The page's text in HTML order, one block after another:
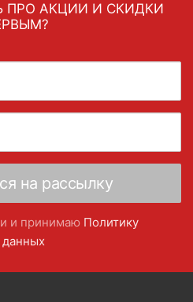
ПРО АКЦИИ И СКИДКИ
и принимаю Политику
данных